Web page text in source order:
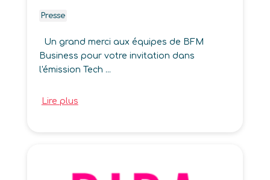
Presse
Un grand merci aux équipes de BFM
Business pour votre invitation dans
l'émission Tech ...
Lire plus